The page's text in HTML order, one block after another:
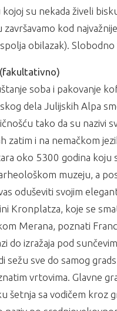
su nekada živeli
kod
obilazak).
(fakultativno)
soba i pakovanje
dela Julijskih Alpa
tako da su nazivi
zatim i na nemačkom
oko 5300 godina
muzeju, a
oduševiti svojim
Kronplatza, koje se
Merana, poznati
do izražaja pod
sežu sve do samog
vrtovima. Glavne
šetnja sa vodičem